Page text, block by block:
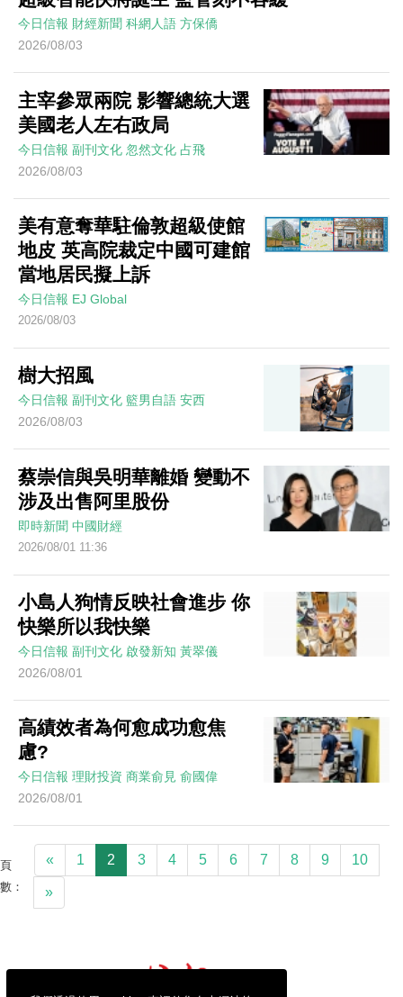
今日信報 財經新聞 科網人語 方保僑
2026/08/03
主宰參眾兩院 影響總統大選
美國老人左右政局
今日信報 副刊文化 忽然文化 占飛
2026/08/03
美有意奪華駐倫敦超級使館
地皮 英高院裁定中國可建館
當地居民擬上訴
今日信報 EJ Global
2026/08/03
樹大招風
今日信報 副刊文化 籃男自語 安西
2026/08/03
蔡崇信與吳明華離婚 變動不
涉及出售阿里股份
即時新聞 中國財經
2026/08/01 11:36
小島人狗情反映社會進步 你
快樂所以我快樂
今日信報 副刊文化 啟發新知 黃翠儀
2026/08/01
高績效者為何愈成功愈焦
慮?
今日信報 理財投資 商業俞見 俞國偉
2026/08/01
頁
數：
« 1 2 3 4 5 6 7 8 9 10
»